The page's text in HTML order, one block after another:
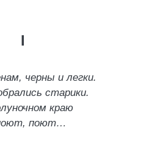
I
черны и легки.
старики.
краю
поют…